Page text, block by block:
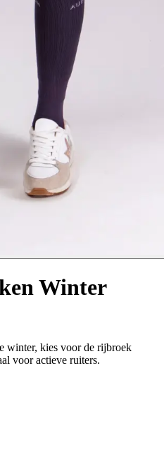
Winter
winter, kies voor de rijbroek
voor actieve ruiters.